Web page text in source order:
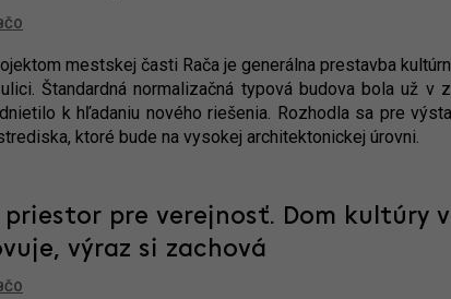
mestskej časti Rača je generálna prestavba
Štandardná normalizačná typová budova bola už v
k hľadaniu nového riešenia. Rozhodla sa pre
ktoré bude na vysokej architektonickej úrovni.
priestor pre verejnosť. Dom kultúry v
výraz si zachová